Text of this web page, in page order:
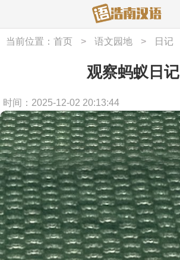
当前位置： 首页 > 语文园地 > 日记
观察蚂蚁日记
时间：2025-12-02 20:13:44